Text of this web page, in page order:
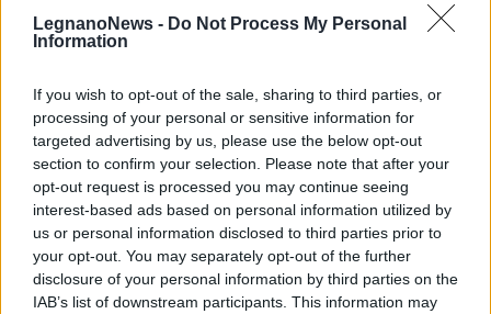
LegnanoNews - Do Not Process My Personal
Information
If you wish to opt-out of the sale, sharing to third parties, or
processing of your personal or sensitive information for
targeted advertising by us, please use the below opt-out
section to confirm your selection. Please note that after your
opt-out request is processed you may continue seeing
interest-based ads based on personal information utilized by
us or personal information disclosed to third parties prior to
your opt-out. You may separately opt-out of the further
disclosure of your personal information by third parties on the
IAB’s list of downstream participants. This information may
PALIO
Zedde con il Montone vince a Siena
il Palio dell’Assunta più intenso
degli ultimi anni